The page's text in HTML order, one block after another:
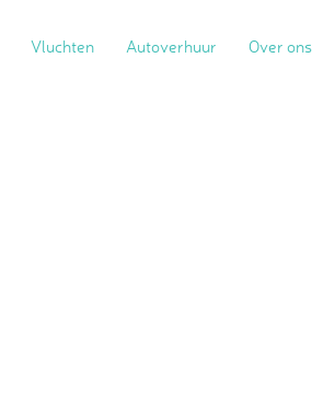
Vluchten Autoverhuur Over ons